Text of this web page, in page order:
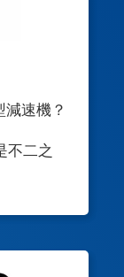
速機？
不二之